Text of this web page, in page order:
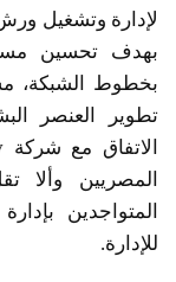
لإدارة وتشغيل
بهدف تحسين
بخطوط الشبكة،
تطوير العنصر
المتواجدين
للإدارة.